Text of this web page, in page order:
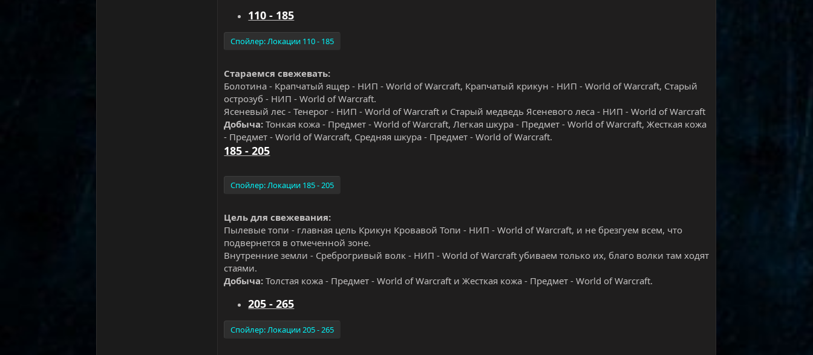
110 - 185
Спойлер: Локации 110 - 185
Стараемся свежевать:
Болотина - Крапчатый ящер - НИП - World of Warcraft, Крапчатый крикун - НИП - World of Warcraft, Старый
острозуб - НИП - World of Warcraft.
Ясеневый лес - Тенерог - НИП - World of Warcraft и Старый медведь Ясеневого леса - НИП - World of Warcraft
Добыча: Тонкая кожа - Предмет - World of Warcraft, Легкая шкура - Предмет - World of Warcraft, Жесткая кожа
- Предмет - World of Warcraft, Средняя шкура - Предмет - World of Warcraft.
185 - 205
Спойлер: Локации 185 - 205
Цель для свежевания:
Пылевые топи - главная цель Крикун Кровавой Топи - НИП - World of Warcraft, и не брезгуем всем, что
подвернется в отмеченной зоне.
Внутренние земли - Среброгривый волк - НИП - World of Warcraft убиваем только их, благо волки там ходят
стаями.
Добыча: Толстая кожа - Предмет - World of Warcraft и Жесткая кожа - Предмет - World of Warcraft.
205 - 265
Спойлер:Локации 205 - 265